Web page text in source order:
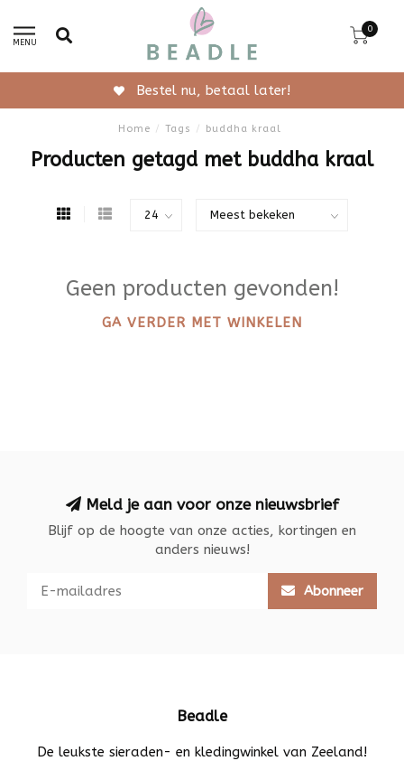
MENU
0
Bestel nu, betaal later!
Home / Tags / buddha kraal
Producten getagd met buddha kraal
Geen producten gevonden!
GA VERDER MET WINKELEN
Meld je aan voor onze nieuwsbrief
Blijf op de hoogte van onze acties, kortingen en
anders nieuws!
Abonneer
Beadle
De leukste sieraden- en kledingwinkel van Zeeland!